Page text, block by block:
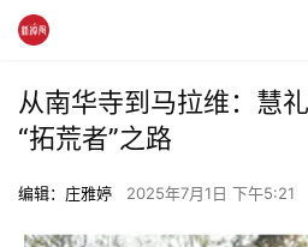
从南华寺到马拉维：慧
“拓荒者”之路
编辑：庄雅婷 2025年7月1日 下午5:21